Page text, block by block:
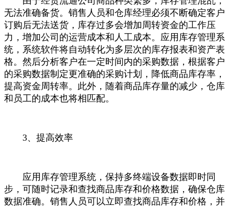
无法准确备货。销售人员和仓库经理必须不断确定客户
订购后无法送货，库存过多会增加周转资金的工作压
力，增加公司的运营成本和人工成本。应用库存管理系
统，系统软件将自动转化为多层次的库存报表和资产表
格。然后分析客户在一定时间内的采购数据，根据客户
的采购数据制定更准确的采购计划，降低商品库存率，
提高资金周转率。此外，随着商品库存量的减少，仓库
和员工的成本也将相匹配。
3、提高效率
应用库存管理系统，保持多终端设备数据即时同
步，可随时记录和查找商品库存和价格数据，确保仓库
数据准确。销售人员可以立即查找商品库存和价格，并